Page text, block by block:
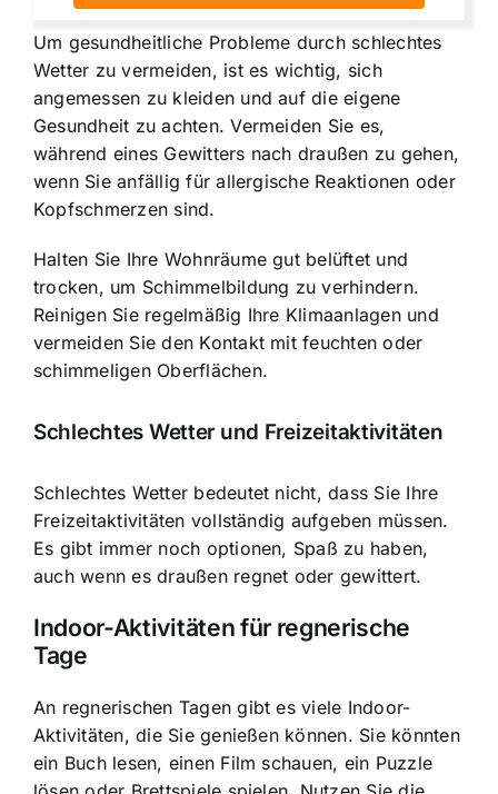
Um gesundheitliche Probleme durch schlechtes
Wetter zu vermeiden, ist es wichtig, sich
angemessen zu kleiden und auf die eigene
Gesundheit zu achten. Vermeiden Sie es,
während eines Gewitters nach draußen zu gehen,
wenn Sie anfällig für allergische Reaktionen oder
Kopfschmerzen sind.
Halten Sie Ihre Wohnräume gut belüftet und
trocken, um Schimmelbildung zu verhindern.
Reinigen Sie regelmäßig Ihre Klimaanlagen und
vermeiden Sie den Kontakt mit feuchten oder
schimmeligen Oberflächen.
Schlechtes Wetter und Freizeitaktivitäten
Schlechtes Wetter bedeutet nicht, dass Sie Ihre
Freizeitaktivitäten vollständig aufgeben müssen.
Es gibt immer noch optionen, Spaß zu haben,
auch wenn es draußen regnet oder gewittert.
Indoor-Aktivitäten für regnerische
Tage
An regnerischen Tagen gibt es viele Indoor-
Aktivitäten, die Sie genießen können. Sie könnten
ein Buch lesen, einen Film schauen, ein Puzzle